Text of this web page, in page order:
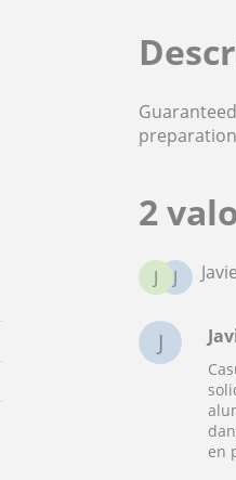
preparation
2
J
J
J
en